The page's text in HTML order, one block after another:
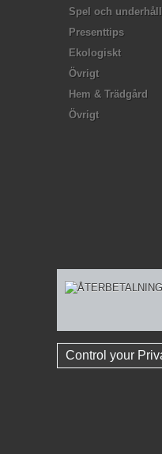
Spel och
Presenttips
Ekologiskt
Övrigt
Hem & Trädgård
Övrigt
Control your